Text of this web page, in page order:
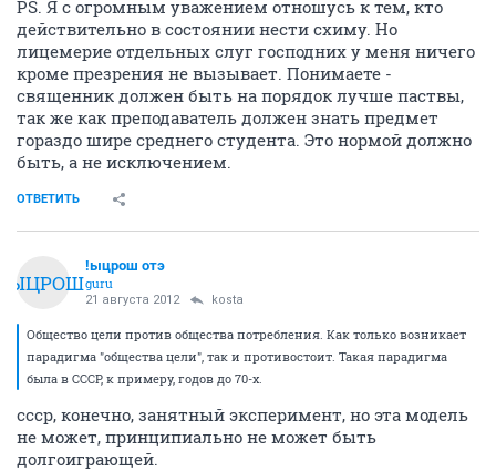
PS. Я с огромным уважением отношусь к тем, кто
действительно в состоянии нести схиму. Но
лицемерие отдельных слуг господних у меня ничего
кроме презрения не вызывает. Понимаете -
священник должен быть на порядок лучше паствы,
так же как преподаватель должен знать предмет
гораздо шире среднего студента. Это нормой должно
быть, а не исключением.
ОТВЕТИТЬ
!ЫЦРОШ
!ыцрош отэ
guru
21 августа 2012 kosta
Общество цели против общества потребления. Как только возникает
парадигма "общества цели", так и противостоит. Такая парадигма
была в СССР, к примеру, годов до 70-х.
ссср, конечно, занятный эксперимент, но эта модель
не может, принципиально не может быть
долгоиграющей.